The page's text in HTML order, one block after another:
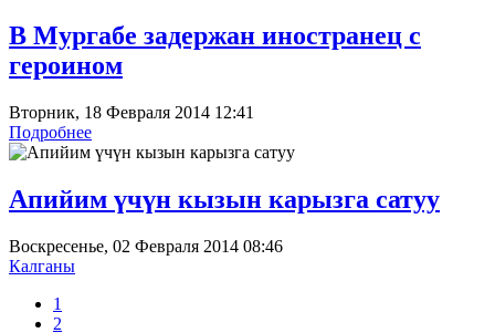
В Мургабе задержан иностранец с
героином
Вторник, 18 Февраля 2014 12:41
Подробнее
Апийим үчүн кызын карызга сатуу
Воскресенье, 02 Февраля 2014 08:46
Калганы
1
2